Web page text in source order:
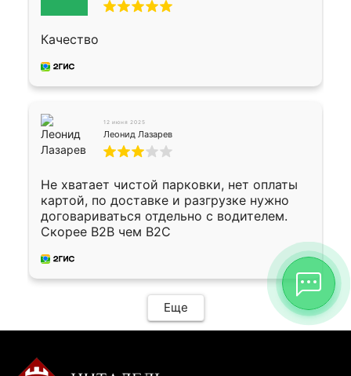
Качество
12 июня 2025
Леонид Лазарев
Не хватает чистой парковки, нет оплаты
картой, по доставке и разгрузке нужно
договариваться отдельно с водителем.
Скорее B2B чем B2C
Еще